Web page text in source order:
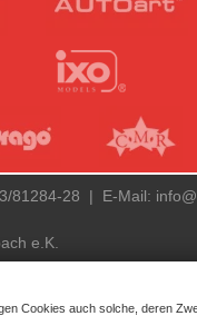
81284-28 | E-Mail:
e.K.
Cookies auch solche, deren